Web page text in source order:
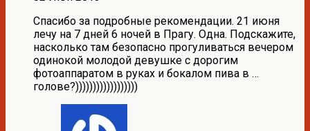
Спасибо за подробные рекомендации. 21 июня
лечу на 7 дней 6 ночей в Прагу. Одна. Подскажите,
насколько там безопасно прогуливаться вечером
одинокой молодой девушке с дорогим
фотоаппаратом в руках и бокалом пива в …
голове?))))))))))))))))))